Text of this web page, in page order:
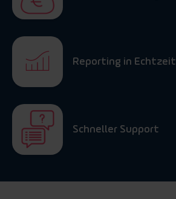
Reporting in Echtzeit
Schneller Support